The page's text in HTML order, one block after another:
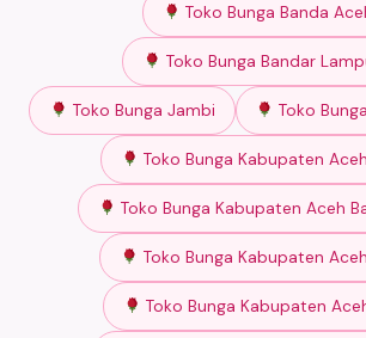
Toko Bunga Banda
Toko Bunga Bandar
Toko Bunga Jambi Toko
Toko Bunga Kabupaten
Toko Bunga Kabupaten Aceh
Toko Bunga Kabupaten
Toko Bunga Kabupaten